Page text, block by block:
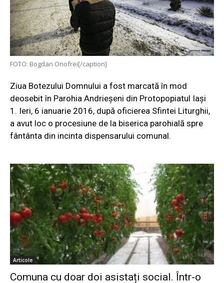
FOTO: Bogdan Onofrei[/caption]
Ziua Botezului Domnului a fost marcată în mod
deosebit în Parohia Andrieşeni din Protopopiatul Iaşi
1. Ieri, 6 ianuarie 2016, după oficierea Sfintei Liturghii,
a avut loc o procesiune de la biserica parohială spre
fântânta din incinta dispensarului comunal.
Articole
Comuna cu doar doi asistați social. Într-o